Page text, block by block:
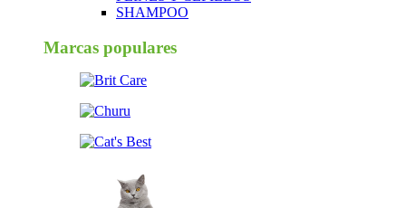
SHAMPOO
Marcas populares